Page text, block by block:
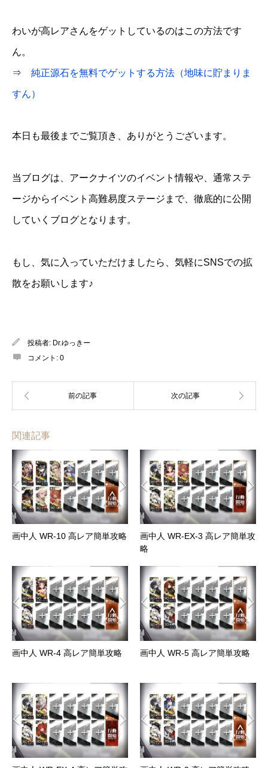
わいが高レアさんをゲットしているのはこの方法です
ん。
⇒ 純正源石を無料でゲットする方法（地味に貯まりま
すん）
本日も最後までご覧頂き、ありがとうございます。
当ブログは、アークナイツのイベント情報や、通常ステ
ージからイベント高難易度ステージまで、徹底的に公開
していくブログとなります。
もし、気に入っていただけましたら、気軽にSNSでの拡
散をお願いします♪
投稿者: Dr.ゆっきー
コメント: 0
関連記事
画中人 WR-10 高レア簡単攻略
画中人 WR-EX-3 高レア簡単攻
略
画中人 WR-4 高レア簡単攻略 画中人 WR-5 高レア簡単攻略